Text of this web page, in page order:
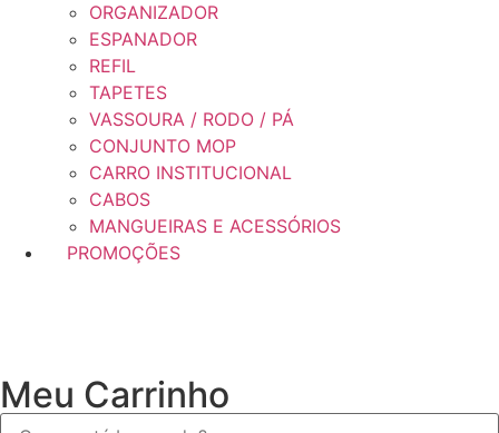
ORGANIZADOR
ESPANADOR
REFIL
TAPETES
VASSOURA / RODO / PÁ
CONJUNTO MOP
CARRO INSTITUCIONAL
CABOS
MANGUEIRAS E ACESSÓRIOS
PROMOÇÕES
Meu Carrinho